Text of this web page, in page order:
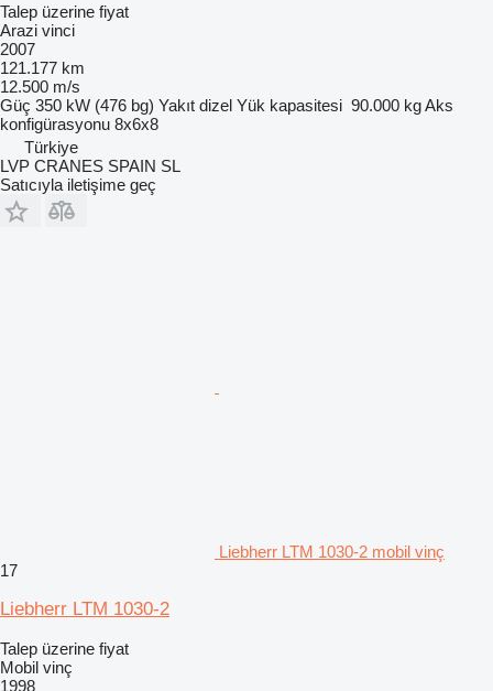
Talep üzerine fiyat
Arazi vinci
2007
121.177 km
12.500 m/s
Güç 350 kW (476 bg) Yakıt dizel Yük kapasitesi 90.000 kgAks
konfigürasyonu 8x6x8
Türkiye
LVP CRANES SPAIN SL
Satıcıyla iletişime geç
Liebherr LTM 1030-2 mobil vinç
17
Liebherr LTM 1030-2
Talep üzerine fiyat
Mobil vinç
1998